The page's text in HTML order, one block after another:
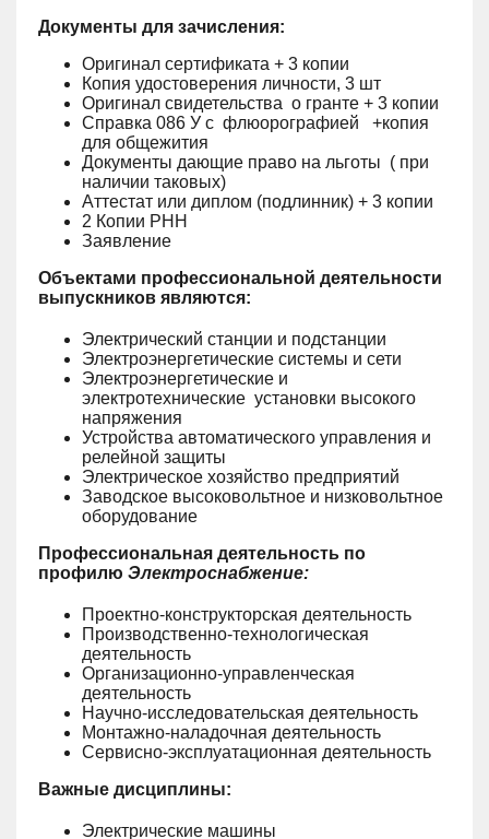
Документы для зачисления:
Оригинал сертификата + 3 копии
Копия удостоверения личности, 3 шт
Оригинал свидетельства о гранте + 3 копии
Справка 086 У с флюорографией +копия
для общежития
Документы дающие право на льготы ( при
наличии таковых)
Аттестат или диплом (подлинник) + 3 копии
2 Копии РНН
Заявление
Объектами профессиональной деятельности
выпускников являются:
Электрический станции и подстанции
Электроэнергетические системы и сети
Электроэнергетические и
электротехнические установки высокого
напряжения
Устройства автоматического управления и
релейной защиты
Электрическое хозяйство предприятий
Заводское высоковольтное и низковольтное
оборудование
Профессиональная деятельность по
профилю Электроснабжение:
Проектно-конструкторская деятельность
Производственно-технологическая
деятельность
Организационно-управленческая
деятельность
Научно-исследовательская деятельность
Монтажно-наладочная деятельность
Сервисно-эксплуатационная деятельность
Важные дисциплины:
Электрические машины